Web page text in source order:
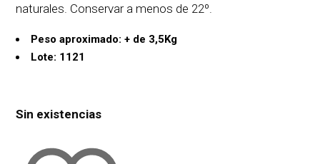
naturales. Conservar a menos de 22º.
Peso aproximado: + de 3,5Kg
Lote: 1121
Sin existencias